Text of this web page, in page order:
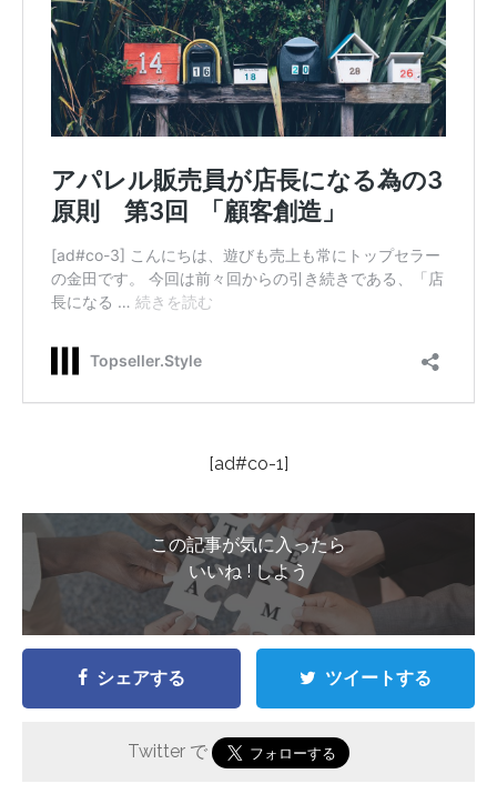
[ad#co-1]
この記事が気に入ったら
いいね ! しよう
シェアする ツイートする
Twitter で